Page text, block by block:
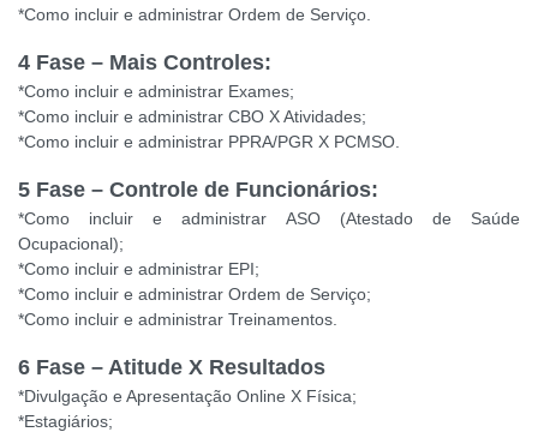
*Como incluir e administrar Ordem de Serviço.
4 Fase – Mais Controles:
*Como incluir e administrar Exames;
*Como incluir e administrar CBO X Atividades;
*Como incluir e administrar PPRA/PGR X PCMSO.
5 Fase – Controle de Funcionários:
*Como incluir e administrar ASO (Atestado de Saúde
Ocupacional);
*Como incluir e administrar EPI;
*Como incluir e administrar Ordem de Serviço;
*Como incluir e administrar Treinamentos.
6 Fase – Atitude X Resultados
*Divulgação e Apresentação Online X Física;
*Estagiários;